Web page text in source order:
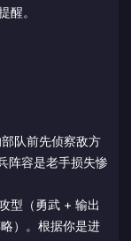
醒。
队前先侦察敌方
阵容是老手损失惨
（勇武 + 输出
）。根据你是进